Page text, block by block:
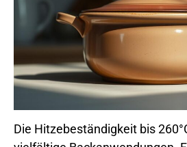
Die Hitzebeständigkeit bis